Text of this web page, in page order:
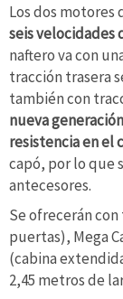
Los dos motores
seis velocidades
naftero va con
tracción trasera
también con
nueva
resistencia en el
capó, por lo que
antecesores.
Se ofrecerán
puertas), Mega
(cabina
2,45 metros de